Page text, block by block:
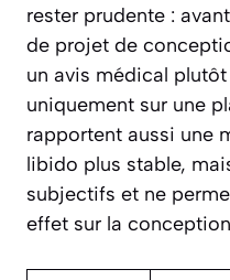
rester prudente :
de projet de
un avis médical plutôt
uniquement sur une
rapportent aussi une
libido plus stable,
subjectifs et ne
effet sur la